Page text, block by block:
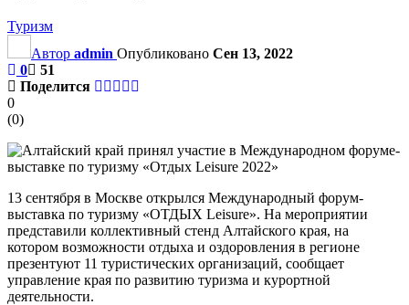
Туризм
Автор admin Опубликовано Сен 13, 2022
0
51
Поделится
0
(0)
13 сентября в Москве открылся Международный форум-
выставка по туризму «ОТДЫХ Leisure». На мероприятии
представили коллективный стенд Алтайского края, на
котором возможности отдыха и оздоровления в регионе
презентуют 11 туристических организаций, сообщает
управление края по развитию туризма и курортной
деятельности.